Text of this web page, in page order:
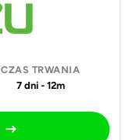
7 dni - 12m